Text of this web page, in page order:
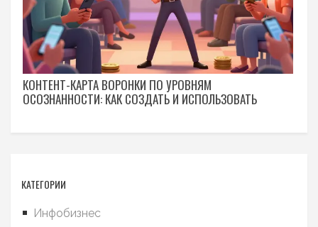
КОНТЕНТ-КАРТА ВОРОНКИ ПО УРОВНЯМ
ОСОЗНАННОСТИ: КАК СОЗДАТЬ И ИСПОЛЬЗОВАТЬ
КАТЕГОРИИ
Инфобизнес